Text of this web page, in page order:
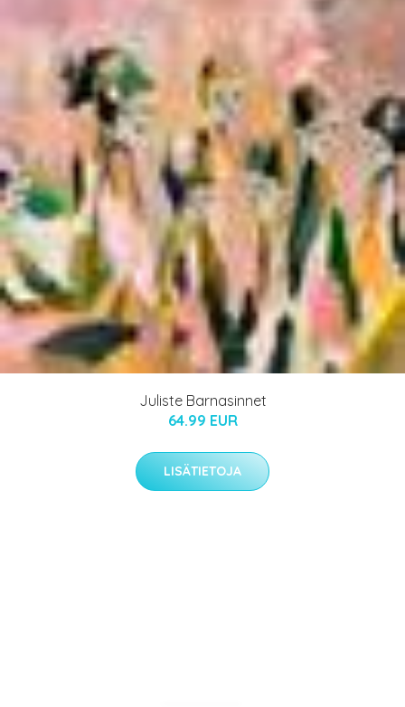
Juliste Barnasinnet
64.99 EUR
LISÄTIETOJA